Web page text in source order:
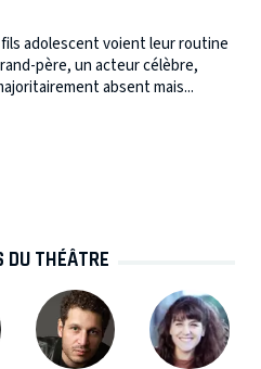
adolescent voient leur routine
père, un acteur célèbre,
absent mais...
DU THÉÂTRE